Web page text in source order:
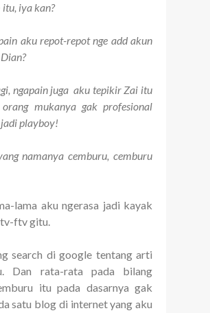
iya kan?
aku repot-repot nge add akun
ngapain juga aku tepikir Zai itu
orang mukanya gak profesional
playboy!
namanya cemburu, cemburu
lama aku ngerasa jadi kayak
ftv gitu.
search di google tentang arti
Dan rata-rata pada bilang
itu pada dasarnya gak
satu blog di internet yang aku